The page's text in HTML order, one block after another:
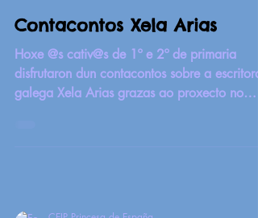
Contacontos Xela Arias
Hoxe @s cativ@s de 1º e 2º de primaria
disfrutaron dun contacontos sobre a escritora
galega Xela Arias grazas ao proxecto no